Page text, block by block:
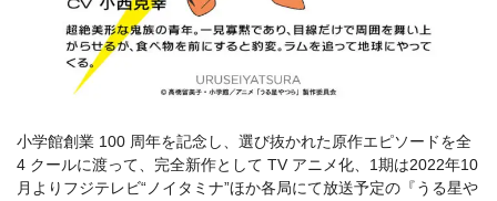
小学館創業 100 周年を記念し、選び抜かれた原作エピソードを全
4 クールに渡って、完全新作として TV アニメ化、1期は2022年10
月よりフジテレビ“ノイタミナ”ほか各局にて放送予定の『うる星や